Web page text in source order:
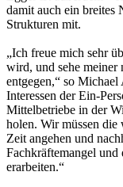
damit auch ein breites
Strukturen mit.
„Ich freue mich sehr
wird, und sehe meiner
entgegen,“ so
Interessen der Ein-
Mittelbetriebe in der
holen. Wir müssen die
Zeit angehen und
Fachkräftemangel und
erarbeiten.“